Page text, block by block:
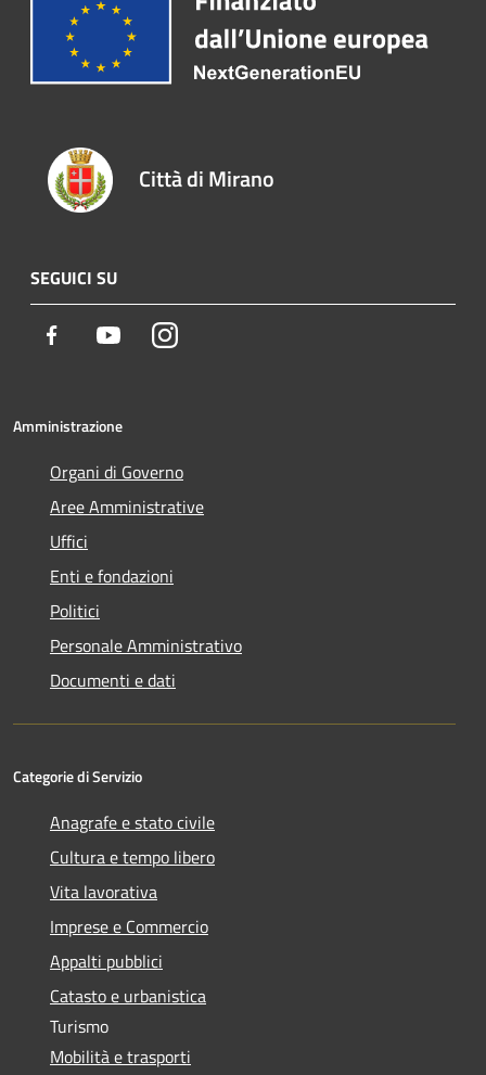
Città di Mirano
SEGUICI SU
Facebook YoutubeInstagram
Amministrazione
Organi di Governo
Aree Amministrative
Uffici
Enti e fondazioni
Politici
Personale Amministrativo
Documenti e dati
Categorie di Servizio
Anagrafe e stato civile
Cultura e tempo libero
Vita lavorativa
Imprese e Commercio
Appalti pubblici
Catasto e urbanistica
Turismo
Mobilità e trasporti